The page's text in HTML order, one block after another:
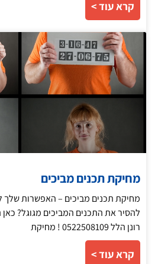
קרא עוד >
מחיקת תכנים מביכים
מחיקת תכנים מביכים – האפשרות שלך
להסיר את התכנים המביכים מגוגל?
רונן הלל 0522508109 ! מחיקת
קרא עוד >